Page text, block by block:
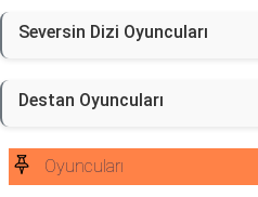
Seversin Dizi Oyuncuları
Destan Oyuncuları
Oyuncuları